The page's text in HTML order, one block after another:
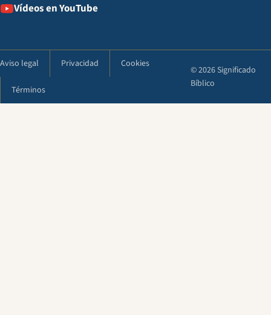
Vídeos en YouTube
Aviso legal Privacidad Cookies
Términos
© 2026 Significado
Bíblico